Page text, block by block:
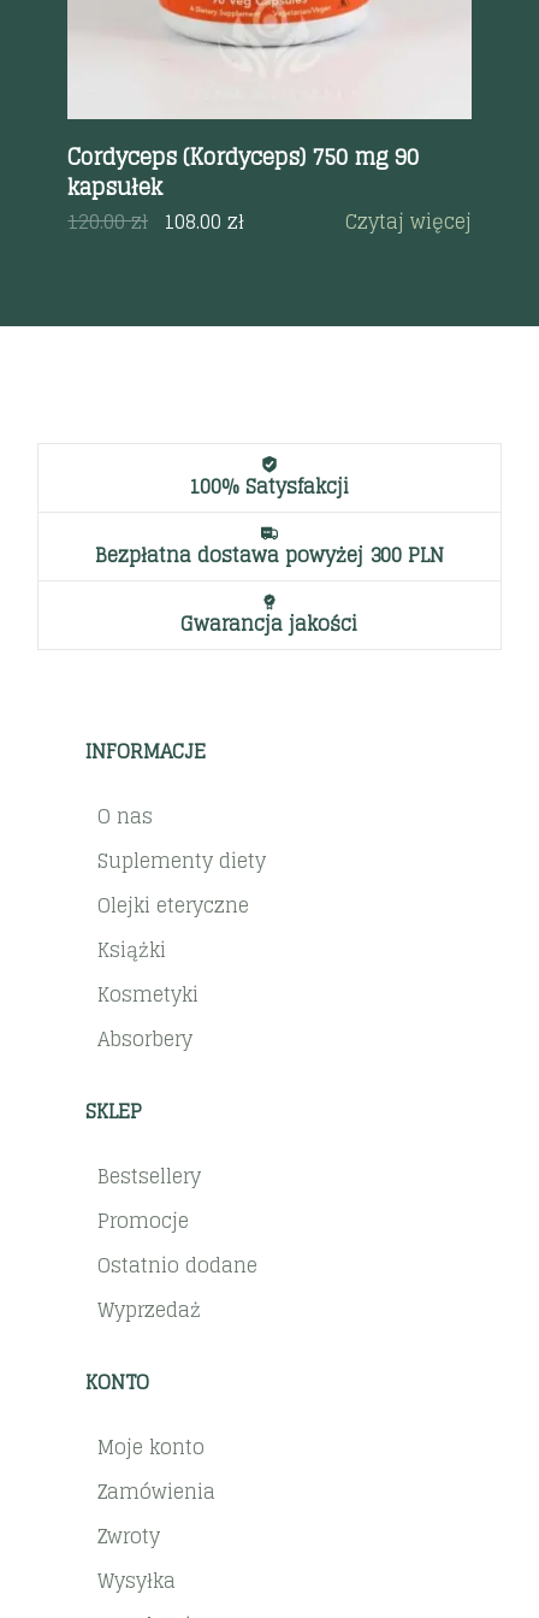
Cordyceps (Kordyceps) 750 mg 90
kapsułek
120.00zł 108.00zł Czytaj więcej
100% Satysfakcji
Bezpłatna dostawa powyżej 300 PLN
Gwarancja jakości
INFORMACJE
O nas
Suplementy diety
Olejki eteryczne
Książki
Kosmetyki
Absorbery
SKLEP
Bestsellery
Promocje
Ostatnio dodane
Wyprzedaż
KONTO
Moje konto
Zamówienia
Zwroty
Wysyłka